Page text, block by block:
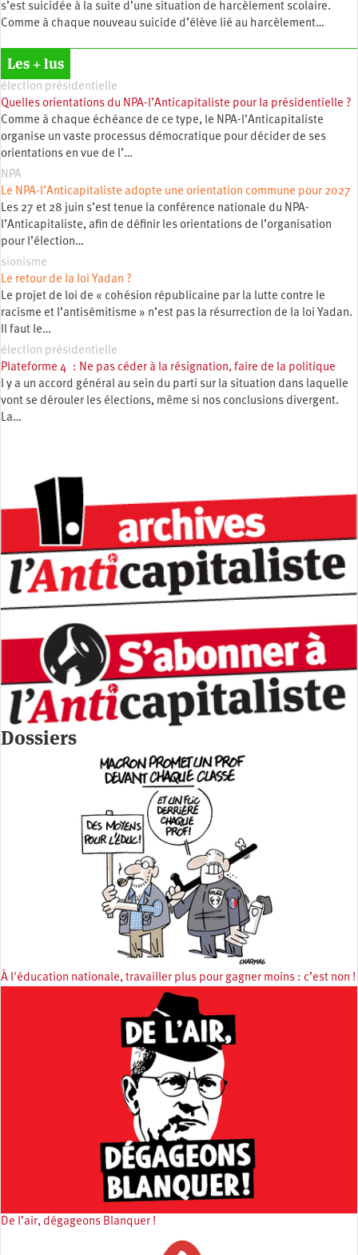
s’est suicidée à la suite d’une situation de harcèlement scolaire.
Comme à chaque nouveau suicide d’élève lié au harcèlement…
Les + lus
élection présidentielle
Quelles orientations du NPA-l’Anticapitaliste pour la présidentielle ?
Comme à chaque échéance de ce type, le NPA-l’Anticapitaliste
organise un vaste processus démocratique pour décider de ses
orientations en vue de l’…
NPA
Le NPA-l’Anticapitaliste adopte une orientation commune pour 2027
Les 27 et 28 juin s’est tenue la conférence nationale du NPA-
l’Anticapitaliste, afin de définir les orientations de l’organisation
pour l’élection…
sionisme
Le retour de la loi Yadan ?
Le projet de loi de « cohésion républicaine par la lutte contre le
racisme et l’antisémitisme » n’est pas la résurrection de la loi Yadan.
Il faut le…
élection présidentielle
Plateforme 4 : Ne pas céder à la résignation, faire de la politique
l y a un accord général au sein du parti sur la situation dans laquelle
vont se dérouler les élections, même si nos conclusions divergent.
La…
Dossiers
À l'éducation nationale, travailler plus pour gagner moins : c’est non !
De l’air, dégageons Blanquer !